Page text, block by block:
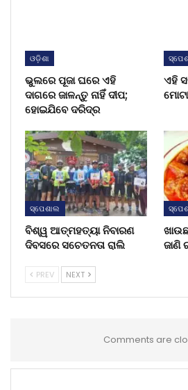
ଓଡ଼ିଶା
ଭୁଲରେ ପୂଜା ଘରେ ଏହି
ଦାଗରେ ଜାଳନ୍ତୁ ନାହିଁ ଦୀପ;
ହୋଇଯିବେ ଦରିଦ୍ର
ଏହି
ସ୍ପେଶାଲ
ବିଶ୍ୱ ଆତ୍ମହତ୍ୟା ନିବାରଣ
ଦିବସରେ ସଚେତନତା ରାଲି
ଜାଣି
PREV NEXT
Comments are